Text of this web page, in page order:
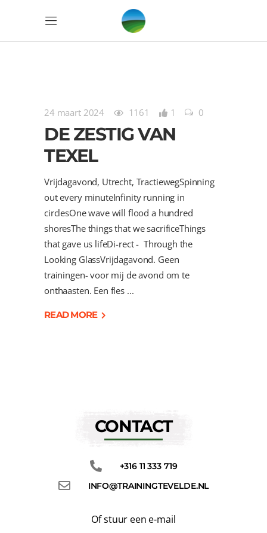
24 maart 2024 1161 1 0
DE ZESTIG VAN
TEXEL
Vrijdagavond, Utrecht, TractiewegSpinning
out every minuteInfinity running in
circlesOne wave will flood a hundred
shoresThe things that we sacrificeThings
that gave us lifeDi-rect - Through the
Looking GlassVrijdagavond. Geen
trainingen- voor mij de avond om te
onthaasten. Een fles
READ MORE
CONTACT
+316 11 333 719
INFO@TRAININGTEVELDE.NL
Of stuur een e-mail